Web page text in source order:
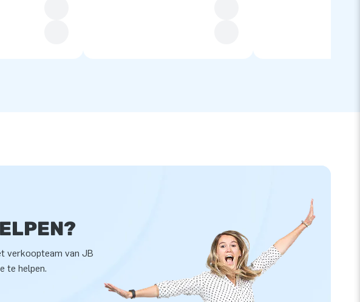
verkoopteam van JB
te helpen.